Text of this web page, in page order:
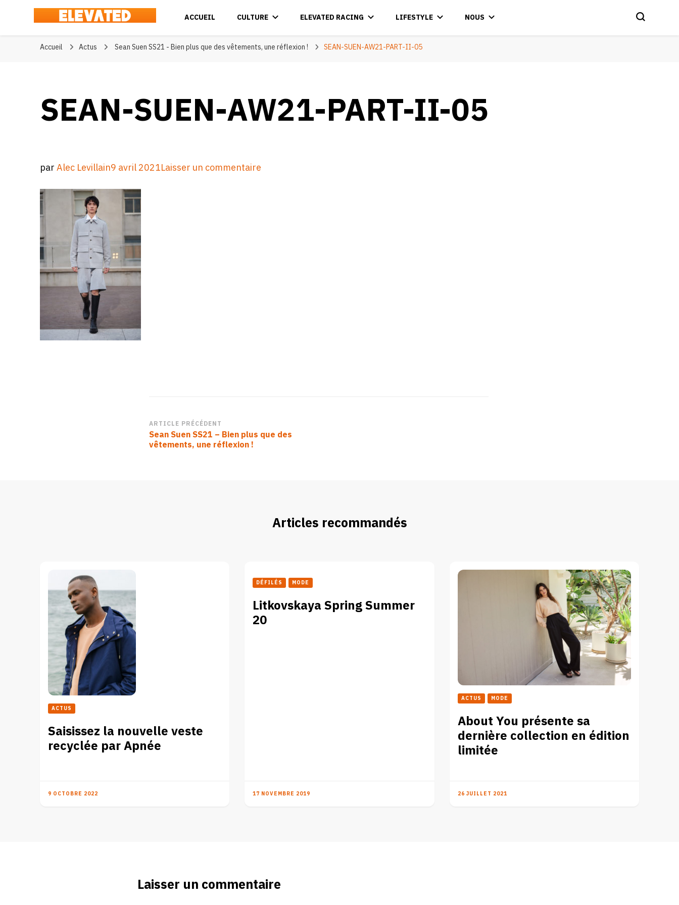
Elevated
ACCUEIL CULTURE ELEVATED RACING LIFESTYLE NOUS
Accueil Actus Sean Suen SS21 - Bien plus que des vêtements, une réflexion ! SEAN-SUEN-AW21-PART-II-05
SEAN-SUEN-AW21-PART-II-05
parAlec Levillain9 avril 2021Laisser un commentaire
Navigation
d’article
ARTICLE PRÉCÉDENT
Sean Suen SS21 – Bien plus que des
vêtements, une réflexion !
Articles recommandés
ACTUS
Saisissez la nouvelle veste
recyclée par Apnée
9 OCTOBRE 2022
DÉFILÉS MODE
Litkovskaya Spring Summer
20
17 NOVEMBRE 2019
ACTUS MODE
About You présente sa
dernière collection en édition
limitée
26 JUILLET 2021
Laisser un commentaire